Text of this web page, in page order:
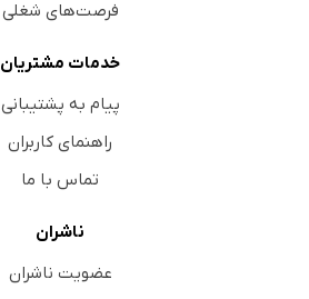
فرصت‌های شغلی
خدمات مشتریان
پیام به پشتیبانی
راهنمای کاربران
تماس با ما
ناشران
عضویت ناشران